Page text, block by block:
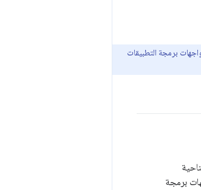
برمجة التطبيقات
برمجة